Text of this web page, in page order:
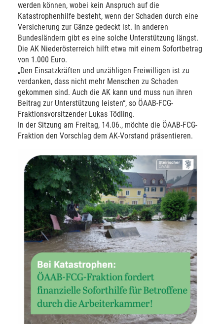
werden können, wobei kein Anspruch auf die
Katastrophenhilfe besteht, wenn der Schaden durch eine
Versicherung zur Gänze gedeckt ist. In anderen
Bundesländern gibt es eine solche Unterstützung längst.
Die AK Niederösterreich hilft etwa mit einem Sofortbetrag
von 1.000 Euro.
„Den Einsatzkräften und unzähligen Freiwilligen ist zu
verdanken, dass nicht mehr Menschen zu Schaden
gekommen sind. Auch die AK kann und muss nun ihren
Beitrag zur Unterstützung leisten“, so ÖAAB-FCG-
Fraktionsvorsitzender Lukas Tödling.
In der Sitzung am Freitag, 14.06., möchte die ÖAAB-FCG-
Fraktion den Vorschlag dem AK-Vorstand präsentieren.